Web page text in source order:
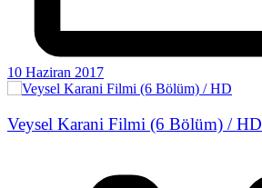
10 Haziran 2017
Veysel Karani Filmi (6 Bölüm) / HD